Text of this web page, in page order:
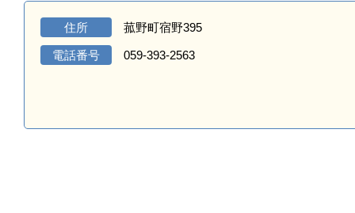
住所 菰野町宿野395
電話番号 059-393-2563